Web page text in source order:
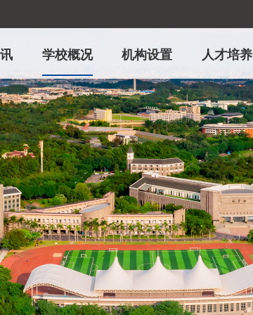
学校概况 机构设置 人才培养